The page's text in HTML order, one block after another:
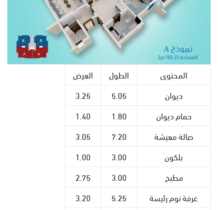
المحتوى الطول
العرض
ديوان
5.05
3.25
حمام ديوان
1.80
1.40
صالة معيشة
7.20
3.05
بلكون
3.00
1.00
مطبخ
3.00
2.75
غرفة نوم رئيسة
5.25
3.20